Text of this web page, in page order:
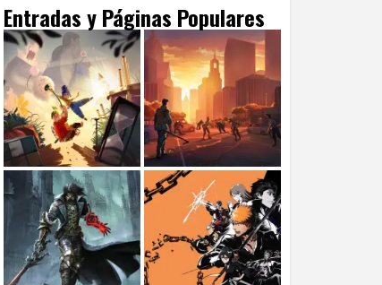
Entradas y Páginas Populares